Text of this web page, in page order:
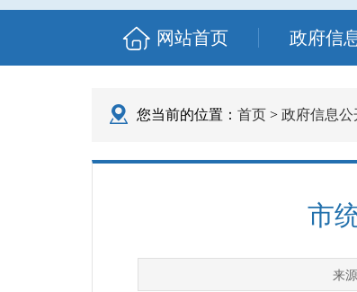
网站首页 政府信
您当前的位置： 首页 > 政府信息公
市
来源